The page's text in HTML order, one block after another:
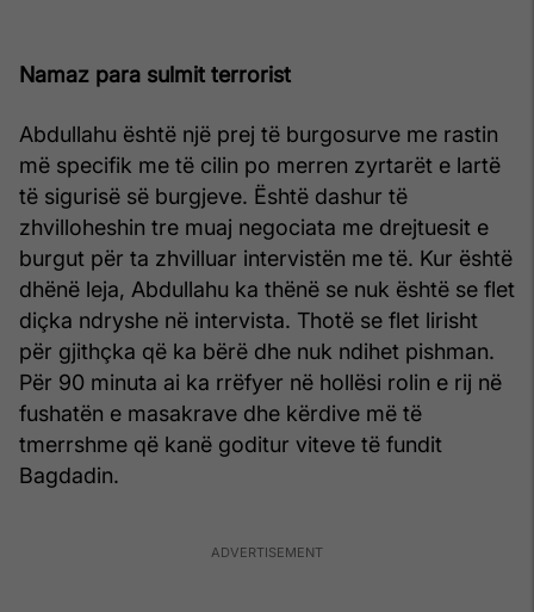
Namaz para sulmit terrorist
Abdullahu është një prej të burgosurve me rastin
më specifik me të cilin po merren zyrtarët e lartë
të sigurisë së burgjeve. Është dashur të
zhvilloheshin tre muaj negociata me drejtuesit e
burgut për ta zhvilluar intervistën me të. Kur është
dhënë leja, Abdullahu ka thënë se nuk është se flet
diçka ndryshe në intervista. Thotë se flet lirisht
për gjithçka që ka bërë dhe nuk ndihet pishman.
Për 90 minuta ai ka rrëfyer në hollësi rolin e rij në
fushatën e masakrave dhe kërdive më të
tmerrshme që kanë goditur viteve të fundit
Bagdadin.